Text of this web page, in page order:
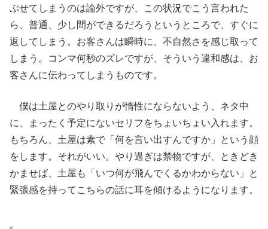
ぶせてしまうのは論外ですが、この状況でこう言われた
ら、普通、少し間ができるだろうというところで、すぐに
返してしまう。お客さんは瞬時に、不自然さを感じ取って
しまう。コンマ何秒のズレですが、そういう違和感は、お
客さんに伝わってしまうものです。
僕は土屋とのやり取りが惰性にならないよう、ネタ中
に、まったく予定にないセリフをちょいちょい入れます。
もちろん、土屋は素で「何を言い出すんですか」という顔
をします。それがいい。やり過ぎは禁物ですが、ときどき
かませば、土屋も「いつ何が飛んでくるかわからない」と
緊張感を持ってこちらの話に耳を傾けるようになります。